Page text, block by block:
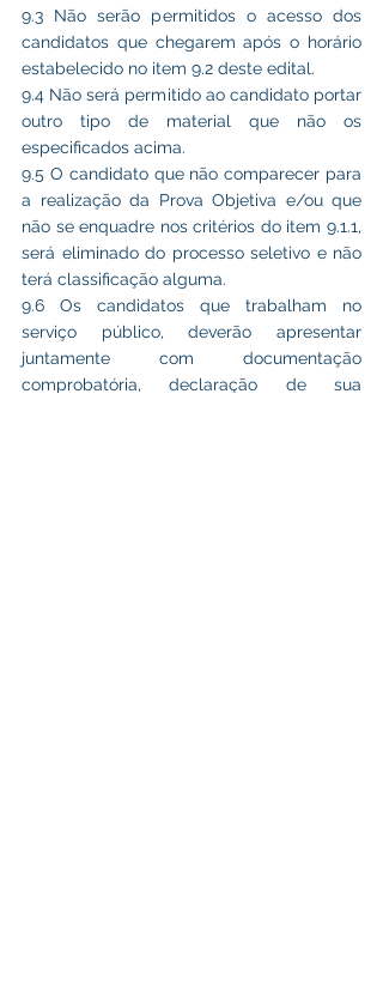
9.3 Não serão permitidos o acesso dos
candidatos que chegarem após o horário
estabelecido no item 9.2 deste edital.
9.4 Não será permitido ao candidato portar
outro tipo de material que não os
especificados acima.
9.5 O candidato que não comparecer para
a realização da Prova Objetiva e/ou que
não se enquadre nos critérios do item 9.1.1,
será eliminado do processo seletivo e não
terá classificação alguma.
9.6 Os candidatos que trabalham no
serviço público, deverão apresentar
juntamente com documentação
comprobatória, declaração de sua